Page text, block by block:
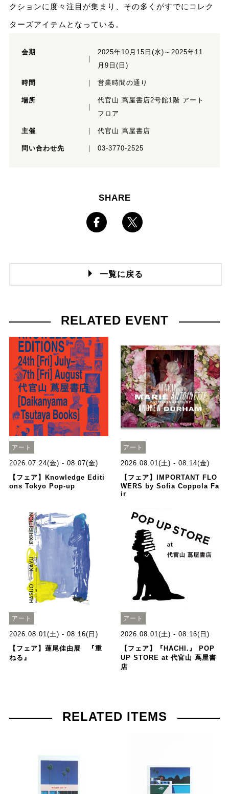
クションに度々注目が集まり、その多くがすでにコレク
ターズアイテムとなっている。
会期
2025年10月15日(水)～2025年11
月9日(日)
時間 営業時間の通り
場所
代官山 蔦屋書店2号館1階 アート
フロア
主催 代官山 蔦屋書店
問い合わせ先 03-3770-2525
SHARE
一覧に戻る
RELATED EVENT
アート
2026.07.24(金) - 08.07(金)
【フェア】Knowledge Editi
ons Tokyo Pop-up
アート
2026.08.01(土) - 08.14(金)
【フェア】IMPORTANT FLO
WERS by Sofia Coppola Fa
ir
アート
2026.08.01(土) - 08.16(日)
【フェア】蓮尾佳由展 『重
ねる』
アート
2026.08.01(土) - 08.16(日)
【フェア】『HACHI.』 POP
UP STORE at 代官山 蔦屋書
店
RELATED ITEMS